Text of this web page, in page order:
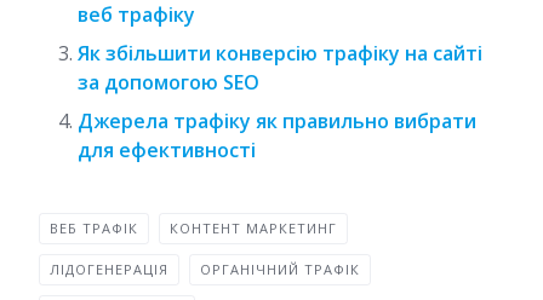
веб трафіку
Як збільшити конверсію трафіку на сайті
за допомогою SEO
Джерела трафіку як правильно вибрати
для ефективності
ВЕБ ТРАФІК КОНТЕНТ МАРКЕТИНГ
ЛІДОГЕНЕРАЦІЯ ОРГАНІЧНИЙ ТРАФІК